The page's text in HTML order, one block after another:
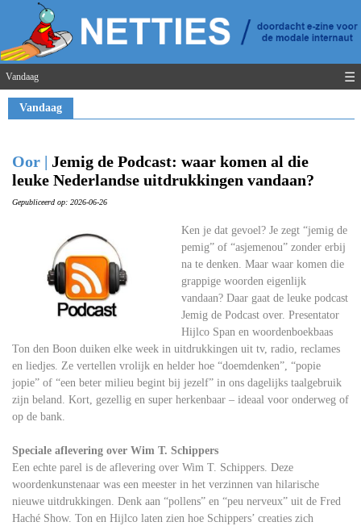
Vandaag ☰
Vandaag
Oor | Jemig de Podcast: waar komen al die
leuke Nederlandse uitdrukkingen vandaan?
Gepubliceerd op: 2026-06-26
Ken je dat gevoel? Je zegt “jemig de
pemig” of “asjemenou” zonder erbij
na te denken. Maar waar komen die
grappige woorden eigenlijk
vandaan? Daar gaat de leuke podcast
Jemig de Podcast over. Presentator
Hijlco Span en woordenboekbaas
Ton den Boon duiken elke week in uitdrukkingen uit tv, radio, reclames
en liedjes. Ze vertellen vrolijk en helder hoe “doemdenken”, “popie
jopie” of “een beter milieu begint bij jezelf” in ons dagelijks taalgebruik
zijn beland. Kort, gezellig en super herkenbaar – ideaal voor onderweg of
op de bank.
Speciale aflevering over Wim T. Schippers
Een echte parel is de aflevering over Wim T. Schippers. Deze
woordenkunstenaar was een meester in het verzinnen van hilarische
nieuwe uitdrukkingen. Denk aan “pollens” en “peu nerveux” uit de Fred
Haché Show. Ton en Hijlco laten zien hoe Schippers’ creaties zich